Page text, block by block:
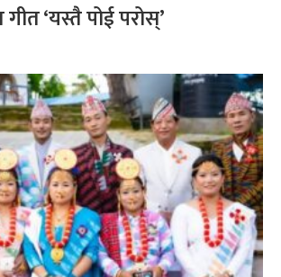
‘यस्तै पोई परोस्’